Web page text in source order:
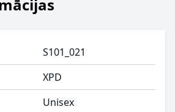
S101_021
XPD
Unisex